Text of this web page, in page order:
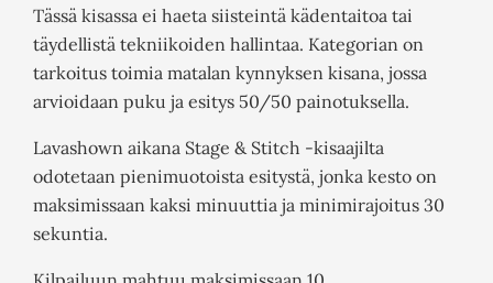
Tässä kisassa ei haeta siisteintä kädentaitoa tai
täydellistä tekniikoiden hallintaa. Kategorian on
tarkoitus toimia matalan kynnyksen kisana, jossa
arvioidaan puku ja esitys 50/50 painotuksella.
Lavashown aikana Stage & Stitch -kisaajilta
odotetaan pienimuotoista esitystä, jonka kesto on
maksimissaan kaksi minuuttia ja minimirajoitus 30
sekuntia.